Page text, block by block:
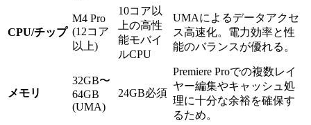
CPU/チップ
M4 Pro
(12コア
以上)
10コア以
上の高性
能モバイ
ルCPU
UMAによるデータアクセ
ス高速化。電力効率と性
能のバランスが優れる。
メモリ
32GB〜
64GB
(UMA)
24GB必須
Premiere Proでの複数レイ
ヤー編集やキャッシュ処
理に十分な余裕を確保す
るため。